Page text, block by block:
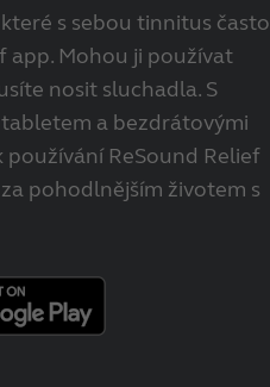
s sebou tinnitus často
app. Mohou ji používat
nosit sluchadla. S
a bezdrátovými
ReSound Relief
pohodlnějším životem s